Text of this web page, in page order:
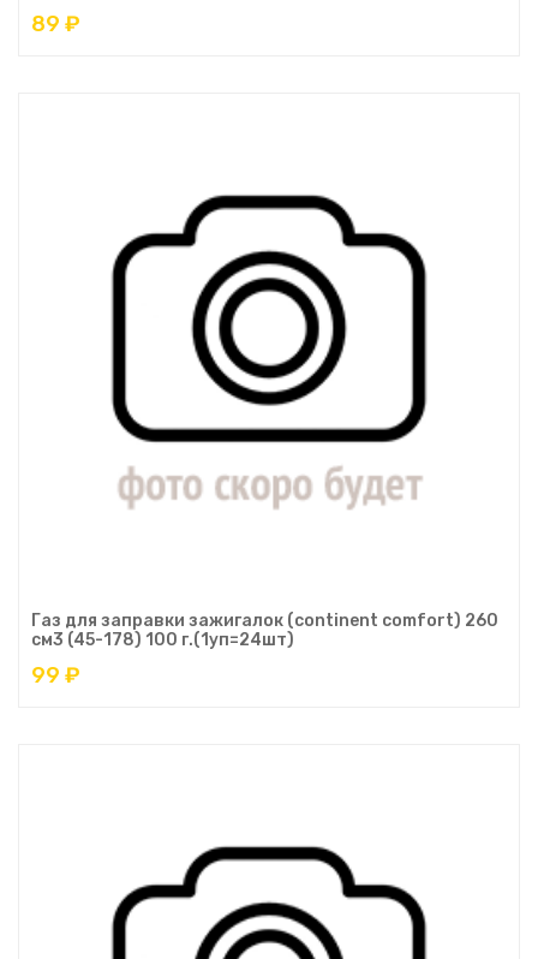
89 ₽
Газ для заправки зажигалок (continent comfort) 260
см3 (45-178) 100 г.(1уп=24шт)
99 ₽